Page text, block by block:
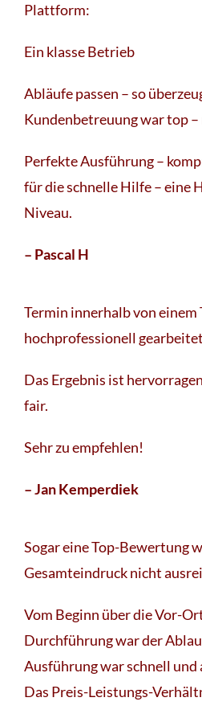
Plattform:
Ein klasse Betrieb
Abläufe passen – so
Kundenbetreuung war top
Perfekte Ausführung –
für die schnelle Hilfe – eine
Niveau.
– Pascal H
Termin innerhalb von einem
hochprofessionell
Das Ergebnis ist
fair.
Sehr zu empfehlen!
– Jan Kemperdiek
Sogar eine Top-Bewertung
Gesamteindruck nicht
Vom Beginn über die Vor-
Durchführung war der
Ausführung war schnell und
Das Preis-Leistungs-